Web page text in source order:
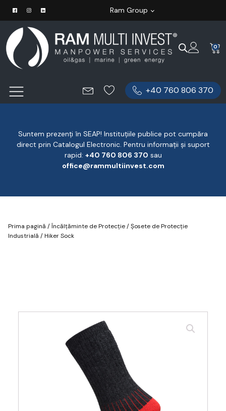
Ram Group
0
+40 760 806 370
Suntem prezenți în SEAP! Instituțiile publice pot cumpăra
direct prin Catalogul Electronic. Pentru informații și suport
rapid: ‪+40 760 806 370 ‬ sau
office@rammultiinvest.com
Prima pagină /Încălțăminte de Protecție/Șosete de Protecție
Industrială / Hiker Sock